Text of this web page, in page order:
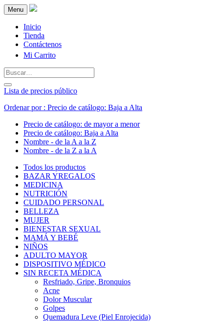
Menu
Inicio
Tienda
Contáctenos
Mi Carrito
Lista de precios público
Ordenar por : Precio de catálogo: Baja a Alta
Precio de catálogo: de mayor a menor
Precio de catálogo: Baja a Alta
Nombre - de la A a la Z
Nombre - de la Z a la A
Todos los productos
BAZAR YREGALOS
MEDICINA
NUTRICIÓN
CUIDADO PERSONAL
BELLEZA
MUJER
BIENESTAR SEXUAL
MAMÁ Y BEBÉ
NIÑOS
ADULTO MAYOR
DISPOSITIVO MÉDICO
SIN RECETA MÉDICA
Resfriado, Gripe, Bronquios
Acne
Dolor Muscular
Golpes
Quemadura Leve (Piel Enrojecida)